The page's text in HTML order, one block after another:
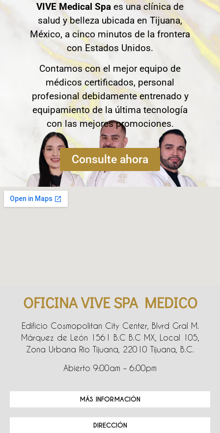
VIVE Medical Spa es una clínica de
salud y belleza ubicada en Tijuana,
México, a cinco minutos de la frontera
con Estados Unidos.
Contamos con el mejor equipo de
médicos certificados, personal
profesional debidamente entrenado y
equipamiento de la última tecnología
con las mejores promociones.
Consulte ahora
OFICINA VIVE SPA MEDICO
Edificio Cosmopolitan City Center, Blvrd Gral M.
Márquez de León 1561 B.C B.C MX, Local 105,
Zona Urbana Rio Tijuana, 22010 Tijuana, B.C.
Abierto 9:00am – 6:00pm
MÁS INFORMACIÓN
DIRECCIÓN